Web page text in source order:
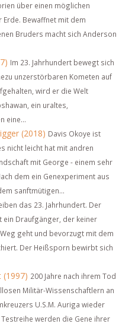
über einen möglichen
Bewaffnet mit dem
Bruders macht sich Anderson
Im 23. Jahrhundert bewegt sich
unzerstörbaren Kometen auf
wird er die Welt
ein uraltes,
eine...
(2018) Davis Okoye ist
nicht leicht hat mit andren
mit George - einem sehr
dem ein Genexperiment aus
sanftmütigen...
das 23. Jahrhundert. Der
ein Draufgänger, der keiner
geht und bevorzugt mit dem
Der Heißsporn bewirbt sich
(1997) 200 Jahre nach ihrem Tod
Militär-Wissenschaftlern an
U.S.M. Auriga wieder
werden die Gene ihrer